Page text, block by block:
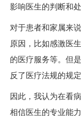
影响医生的判断和
对于患者和家属来
原因，比如感激医
的医疗服务等。但
反了医疗法规的规
因此，我认为在看
相信医生的专业能